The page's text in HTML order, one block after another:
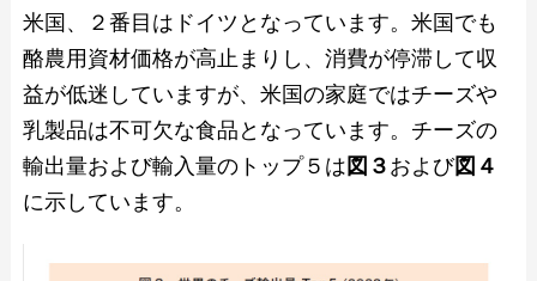
米国、２番目はドイツとなっています。米国でも
酪農用資材価格が高止まりし、消費が停滞して収
益が低迷していますが、米国の家庭ではチーズや
乳製品は不可欠な食品となっています。チーズの
輸出量および輸入量のトップ５は 図３ および図４
に示しています。